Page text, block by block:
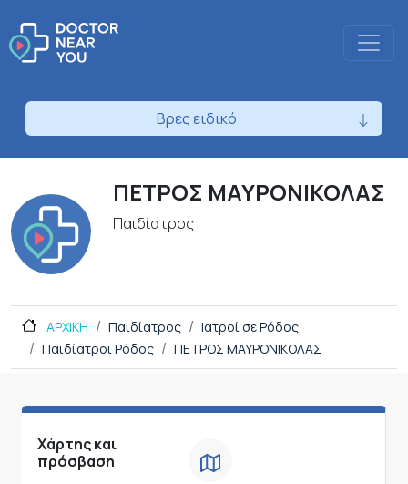
Βρες ειδικό
ΠΕΤΡΟΣ ΜΑΥΡΟΝΙΚΟΛΑΣ
Παιδίατρος
ΑΡΧΙΚΗ Παιδίατρος
Ιατροί σε Ρόδος
Παιδίατροι Ρόδος
ΠΕΤΡΟΣ ΜΑΥΡΟΝΙΚΟΛΑΣ
Χάρτης και
πρόσβαση